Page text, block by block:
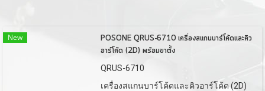
New
POSONE QRUS-6710 เครื่องสแกนบาร์โค้ดและคิว
อาร์โค้ด (2D) พร้อมขาตั้ง
QRUS-6710
เครื่องสแกนบาร์โค้ดและคิวอาร์โค้ด (2D)